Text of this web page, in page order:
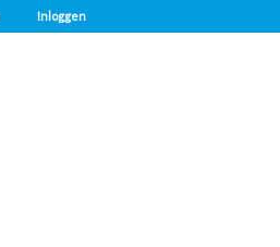
Inloggen